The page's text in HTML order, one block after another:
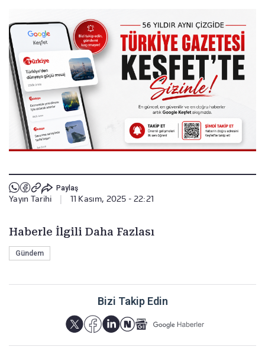
Paylaş
Yayın Tarihi | 11 Kasım, 2025 - 22:21
Haberle İlgili Daha Fazlası
Gündem
Bizi Takip Edin